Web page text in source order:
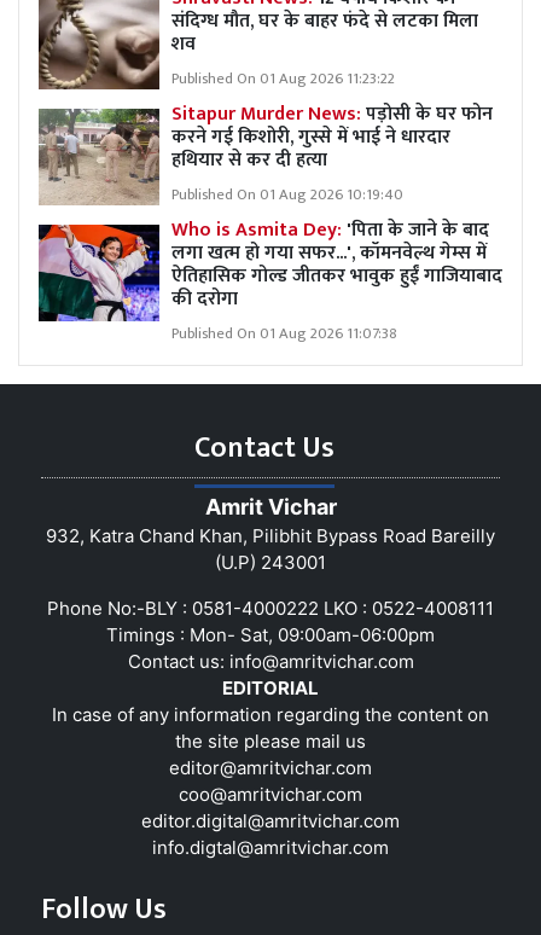
संदिग्ध मौत, घर के बाहर फंदे से लटका मिला
शव
Published On 01 Aug 2026 11:23:22
Sitapur Murder News:पड़ोसी के घर फोन
करने गई किशोरी, गुस्से में भाई ने धारदार
हथियार से कर दी हत्या
Published On 01 Aug 2026 10:19:40
Who is Asmita Dey: 'पिता के जाने के बाद
लगा खत्म हो गया सफर...', कॉमनवेल्थ गेम्स में
ऐतिहासिक गोल्ड जीतकर भावुक हुईं गाजियाबाद
की दरोगा
Published On 01 Aug 2026 11:07:38
Contact Us
Amrit Vichar
932, Katra Chand Khan, Pilibhit Bypass Road Bareilly
(U.P) 243001
Phone No:-BLY : 0581-4000222 LKO : 0522-4008111
Timings : Mon- Sat, 09:00am-06:00pm
Contact us: info@amritvichar.com
EDITORIAL
In case of any information regarding the content on
the site please mail us
editor@amritvichar.com
coo@amritvichar.com
editor.digital@amritvichar.com
info.digtal@amritvichar.com
Follow Us